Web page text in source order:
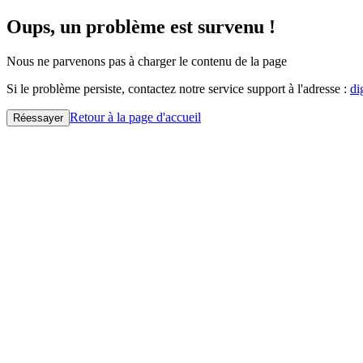
Oups, un problème est survenu !
Nous ne parvenons pas à charger le contenu de la page
Si le problème persiste, contactez notre service support à l'adresse :
Réessayer Retour à la page d'accueil